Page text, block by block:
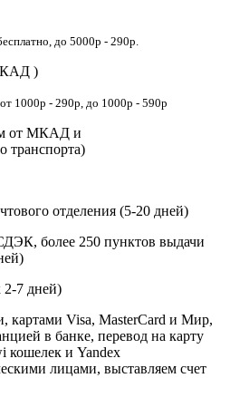
до 5000р - 290р.
)
от 1000р - 290р, до 1000р - 590р
от МКАД и
транспорта)
отделения (5-20 дней)
более 250 пунктов выдачи
2-7 дней)
картами Visa, MasterCard и Мир,
в банке, перевод на карту
кошелек и Yandex
лицами, выставляем счет